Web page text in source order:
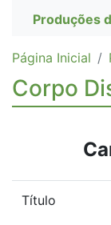
Produções
Página Inicial
Corpo
Título